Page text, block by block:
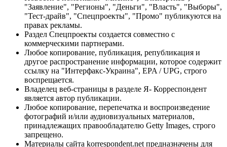
"Заявление", "Регионы", "Деньги", "Власть", "Выборы",
"Тест-драйв", "Спецпроекты", "Промо" публикуются на
правах рекламы.
Раздел Спецпроекты создается совместно с
коммерческими партнерами.
Любое копирование, публикация, републикация и
другое распространение информации, которое содержит
ссылку на "Интерфакс-Украина", EPA / UPG, строго
воспрещается.
Владелец веб-страницы в разделе Я- Корреспондент
является автор публикации.
Любое копирование, перепечатка и воспроизведение
фотографий и/или аудиовизуальных материалов,
принадлежащих правообладателю Getty Images, строго
запрещено.
Материалы сайта korrespondent.net предназначены для